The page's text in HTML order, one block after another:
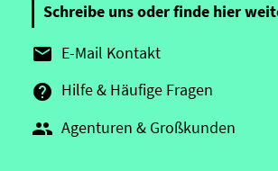
Schreibe uns oder finde hier
 E-Mail Kontakt
 Hilfe & Häufige Fragen
 Agenturen & Großkunden